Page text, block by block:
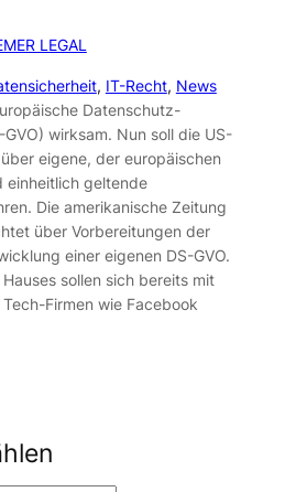
LEGAL
, IT-Recht, News
Datenschutz-
wirksam. Nun soll die US-
eigene, der europäischen
einheitlich geltende
Die amerikanische Zeitung
über Vorbereitungen der
einer eigenen DS-GVO.
sollen sich bereits mit
Firmen wie Facebook